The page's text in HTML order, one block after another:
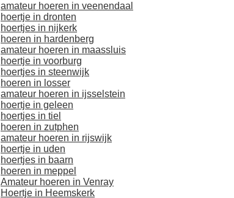
amateur hoeren in veenendaal
hoertje in dronten
hoertjes in nijkerk
hoeren in hardenberg
amateur hoeren in maassluis
hoertje in voorburg
hoertjes in steenwijk
hoeren in losser
amateur hoeren in ijsselstein
hoertje in geleen
hoertjes in tiel
hoeren in zutphen
amateur hoeren in rijswijk
hoertje in uden
hoertjes in baarn
hoeren in meppel
Amateur hoeren in Venray
Hoertje in Heemskerk